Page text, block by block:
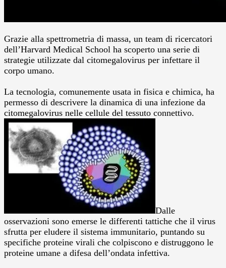
Grazie alla spettrometria di massa, un team di ricercatori
dell’Harvard Medical School ha scoperto una serie di
strategie utilizzate dal citomegalovirus per infettare il
corpo umano.
La tecnologia, comunemente usata in fisica e chimica, ha
permesso di descrivere la dinamica di una infezione da
citomegalovirus nelle cellule del tessuto connettivo.
Dalle
osservazioni sono emerse le differenti tattiche che il virus
sfrutta per eludere il sistema immunitario, puntando su
specifiche proteine virali che colpiscono e distruggono le
proteine umane a difesa dell’ondata infettiva.